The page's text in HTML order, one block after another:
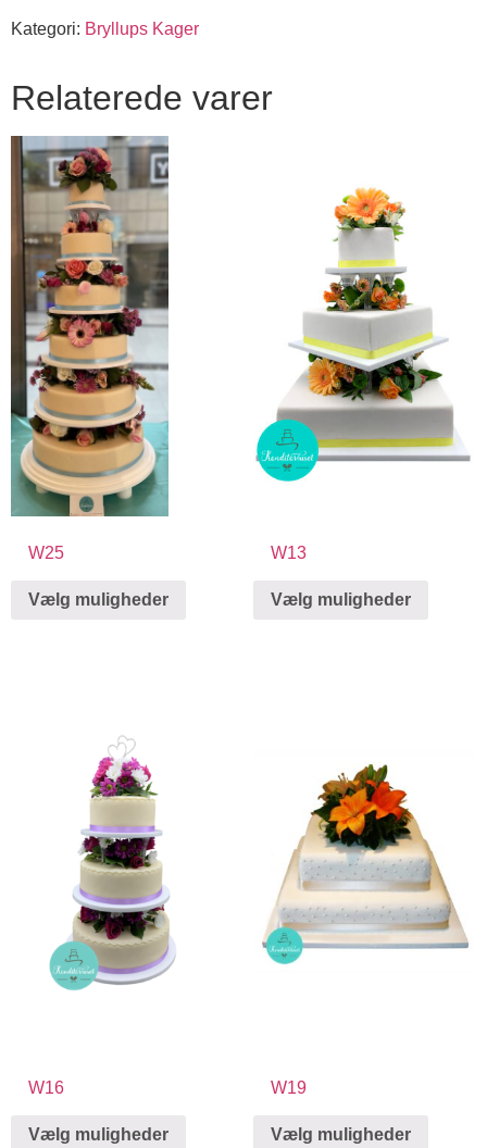
Kategori: Bryllups Kager
Relaterede varer
W25
Vælg muligheder
W13
Vælg muligheder
W16
Vælg muligheder
W19
Vælg muligheder